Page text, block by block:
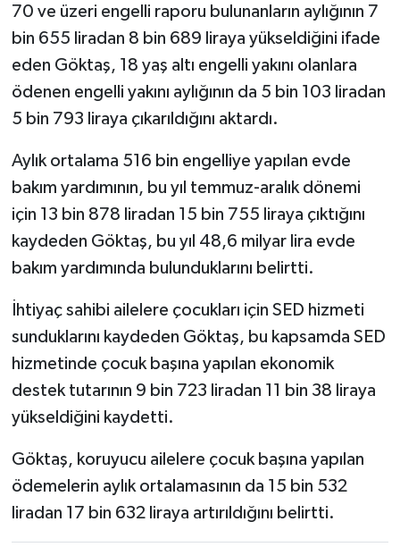
70 ve üzeri engelli raporu bulunanların aylığının 7
bin 655 liradan 8 bin 689 liraya yükseldiğini ifade
eden Göktaş, 18 yaş altı engelli yakını olanlara
ödenen engelli yakını aylığının da 5 bin 103 liradan
5 bin 793 liraya çıkarıldığını aktardı.
Aylık ortalama 516 bin engelliye yapılan evde
bakım yardımının, bu yıl temmuz-aralık dönemi
için 13 bin 878 liradan 15 bin 755 liraya çıktığını
kaydeden Göktaş, bu yıl 48,6 milyar lira evde
bakım yardımında bulunduklarını belirtti.
İhtiyaç sahibi ailelere çocukları için SED hizmeti
sunduklarını kaydeden Göktaş, bu kapsamda SED
hizmetinde çocuk başına yapılan ekonomik
destek tutarının 9 bin 723 liradan 11 bin 38 liraya
yükseldiğini kaydetti.
Göktaş, koruyucu ailelere çocuk başına yapılan
ödemelerin aylık ortalamasının da 15 bin 532
liradan 17 bin 632 liraya artırıldığını belirtti.